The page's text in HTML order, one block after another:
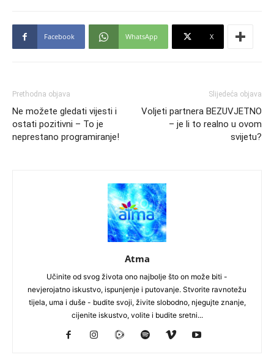
Facebook WhatsApp X
Prethodna objava
Ne možete gledati vijesti i
ostati pozitivni – To je
neprestano programiranje!
Slijedeća objava
Voljeti partnera BEZUVJETNO
– je li to realno u ovom
svijetu?
Atma
Učinite od svog života ono najbolje što on može biti -
nevjerojatno iskustvo, ispunjenje i putovanje. Stvorite ravnotežu
tijela, uma i duše - budite svoji, živite slobodno, njegujte znanje,
cijenite iskustvo, volite i budite sretni...